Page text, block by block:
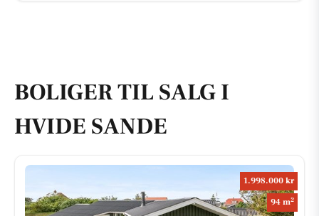
BOLIGER TIL SALG I
HVIDE SANDE
1.998.000 kr
94 m2